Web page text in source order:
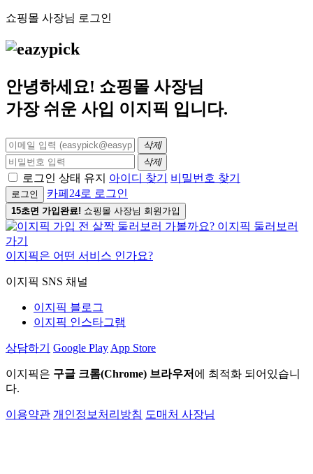
쇼핑몰 사장님 로그인
안녕하세요! 쇼핑몰 사장님
가장 쉬운 사입 이지픽 입니다.
삭제
삭제
로그인 상태 유지 아이디 찾기 비밀번호 찾기
로그인 카페24로 로그인
15초면 가입완료! 쇼핑몰 사장님 회원가입
이지픽은 어떤 서비스 인가요?
이지픽 SNS 채널
이지픽 블로그
이지픽 인스타그램
상담하기 Google Play App Store
이지픽은 구글 크롬(Chrome) 브라우저 에 최적화 되어있습니
다.
이용약관 개인정보처리방침 도매처 사장님